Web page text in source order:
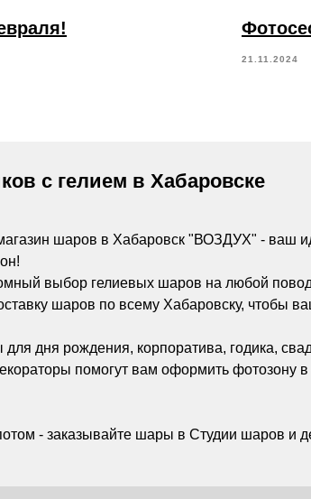
21.11.2024
с гелием в Хабаровске
шаров в Хабаровск "ВОЗДУХ" - ваш
выбор гелиевых шаров на любой
шаров по всему Хабаровску, чтобы
для дня рождения, корпоратива, годика,
помогут вам оформить фотозону
- заказывайте шары в Студии шаров и